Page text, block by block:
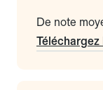
De note
Téléchargez